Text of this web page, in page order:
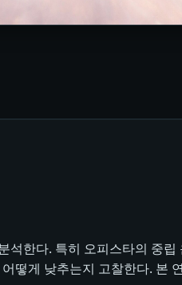
석한다. 특히 오피스타의 중립
떻게 낮추는지 고찰한다. 본